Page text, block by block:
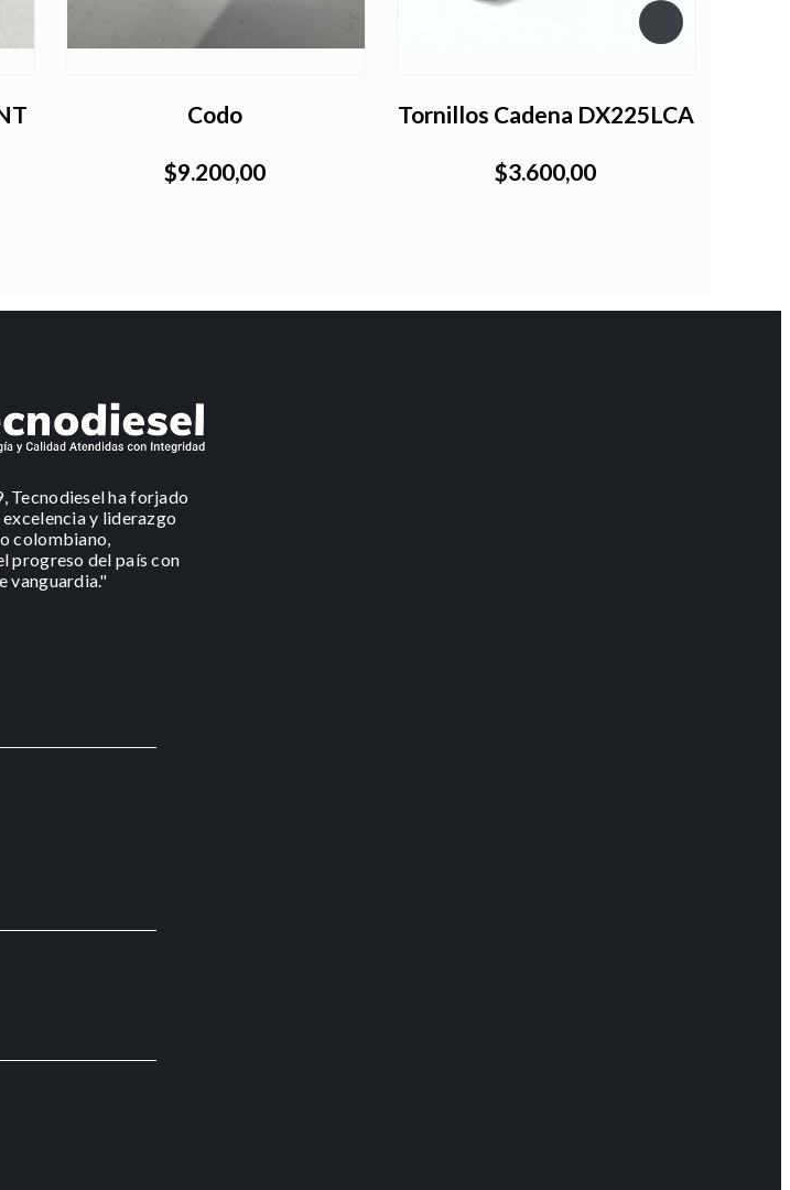
Codo
$9.200,00
Tornillos Cadena DX225LCA
$3.600,00
Tecnodiesel ha forjado
excelencia y liderazgo
colombiano,
progreso del país con
vanguardia."